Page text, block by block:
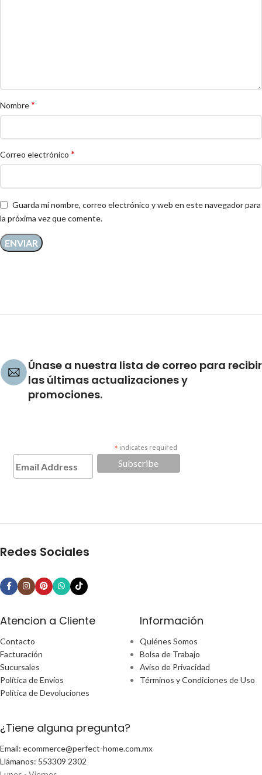
Nombre*
Correo electrónico *
Guarda mi nombre, correo electrónico y web en este navegador para
la próxima vez que comente.
Únase a nuestra lista de correo para recibir
las últimas actualizaciones y
promociones.
* indicates required
Redes Sociales
Atencion a Cliente
Contacto
Facturación
Sucursales
Política de Envíos
Política de Devoluciones
Información
Quiénes Somos
Bolsa de Trabajo
Aviso de Privacidad
Términos y Condiciones de Uso
¿Tiene alguna pregunta?
Email: ecommerce@perfect-home.com.mx
Llámanos: 553309 2302